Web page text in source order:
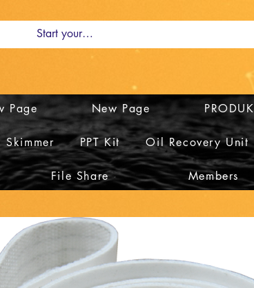
Page New Page PRODUK
Skimmer PPT Kit Oil Recovery Unit
File Share Members